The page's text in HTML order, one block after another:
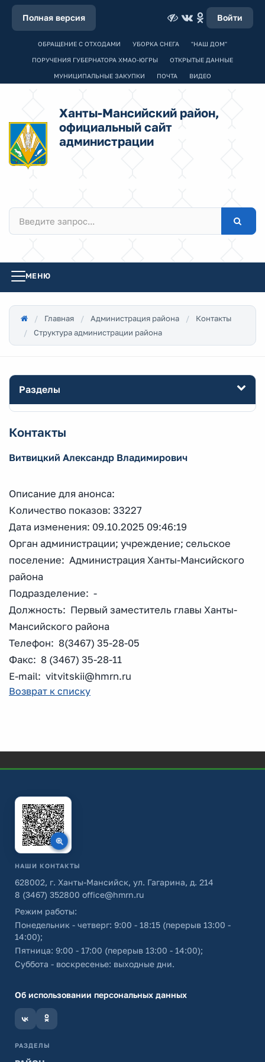
Полная версия Войти
ОБРАЩЕНИЕ С ОТХОДАМИ УБОРКА СНЕГА "НАШ ДОМ"
ПОРУЧЕНИЯ ГУБЕРНАТОРА ХМАО-ЮГРЫ ОТКРЫТЫЕ ДАННЫЕ
МУНИЦИПАЛЬНЫЕ ЗАКУПКИ ПОЧТА ВИДЕО
Ханты-Мансийский район,
официальный сайт
администрации
МЕНЮ
Главная Администрация района
Контакты
Структура администрации района
Разделы
Контакты
Витвицкий Александр Владимирович
Описание для анонса:
Количество показов: 33227
Дата изменения: 09.10.2025 09:46:19
Орган администрации; учреждение; сельское
поселение: Администрация Ханты-Мансийского
района
Подразделение: -
Должность: Первый заместитель главы Ханты-
Мансийского района
Телефон: 8(3467) 35-28-05
Факс: 8 (3467) 35-28-11
E-mail: vitvitskii@hmrn.ru
Возврат к списку
НАШИ КОНТАКТЫ
628002, г. Ханты-Мансийск, ул. Гагарина, д. 214
8 (3467) 352800 office@hmrn.ru
Режим работы:
Понедельник - четверг: 9:00 - 18:15 (перерыв 13:00 -
14:00);
Пятница: 9:00 - 17:00 (перерыв 13:00 - 14:00);
Суббота - воскресенье: выходные дни.
Об использовании персональных данных
РАЗДЕЛЫ